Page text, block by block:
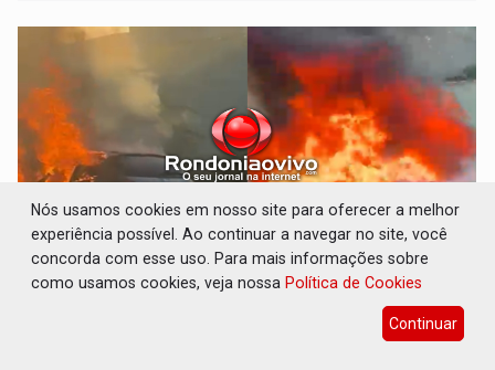
órbita
ACABOU COM PEUGEOT: Incêndio destrói
carro que era rebocado para oficina no
Nós usamos cookies em nosso site para oferecer a melhor
experiência possível. Ao continuar a navegar no site, você
concorda com esse uso. Para mais informações sobre
como usamos cookies, veja nossa Política de Cookies
Continuar